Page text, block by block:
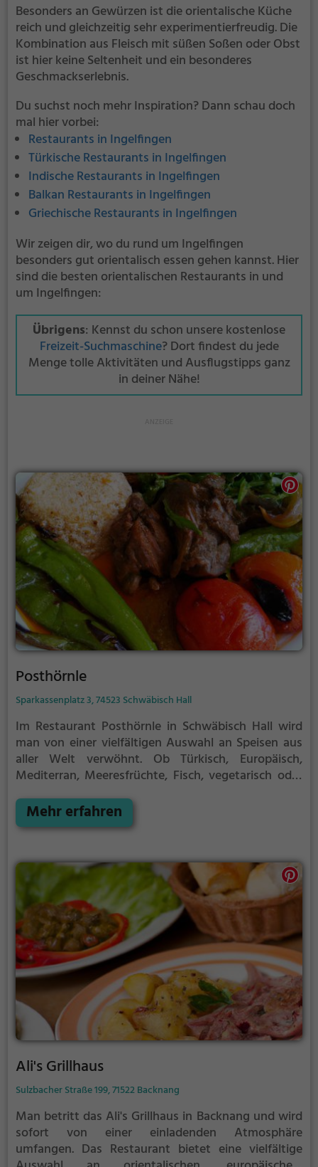
Besonders an Gewürzen ist die orientalische Küche
reich und gleichzeitig sehr experimentierfreudig. Die
Kombination aus Fleisch mit süßen Soßen oder Obst
ist hier keine Seltenheit und ein besonderes
Geschmackserlebnis.
Du suchst noch mehr Inspiration? Dann schau doch
mal hier vorbei:
Restaurants in Ingelfingen
Türkische Restaurants in Ingelfingen
Indische Restaurants in Ingelfingen
Balkan Restaurants in Ingelfingen
Griechische Restaurants in Ingelfingen
Wir zeigen dir, wo du rund um Ingelfingen
besonders gut orientalisch essen gehen kannst. Hier
sind die besten orientalischen Restaurants in und
um Ingelfingen:
Übrigens: Kennst du schon unsere kostenlose
Freizeit-Suchmaschine? Dort findest du jede
Menge tolle Aktivitäten und Ausflugstipps ganz
in deiner Nähe!
Posthörnle
Sparkassenplatz 3, 74523 Schwäbisch Hall
Im Restaurant Posthörnle in Schwäbisch Hall wird
man von einer vielfältigen Auswahl an Speisen aus
aller Welt verwöhnt. Ob Türkisch, Europäisch,
Mediterran, Meeresfrüchte, Fisch, vegetarisch oder
etwas dabei. Auch Halal- und vegane Speisen stehen
auf der Speisekarte. Die gemütliche Atmosphäre lädt
sorgt für einen rundum gelungenen Aufenthalt.
Genieße die kulinarische Reise und lass dich von den
köstlichen Gerichten im Restaurant Posthörnle
verzaubern.
Mehr erfahren
Ali's Grillhaus
Sulzbacher Straße 199, 71522 Backnang
Man betritt das Ali's Grillhaus in Backnang und wird
sofort von einer einladenden Atmosphäre
umfangen. Das Restaurant bietet eine vielfältige